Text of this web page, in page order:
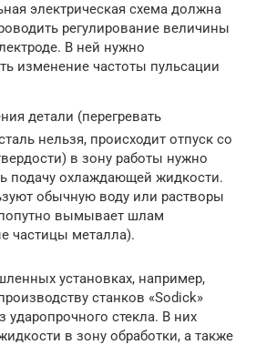
электрическая схема должна
регулирование величины
В ней нужно
изменение частоты пульсации
детали (перегревать
нельзя, происходит отпуск со
в зону работы нужно
подачу охлаждающей жидкости.
обычную воду или растворы
вымывает шлам
частицы металла).
установках, например,
станков «Sodick»
ударопрочного стекла. В них
в зону обработки, а также